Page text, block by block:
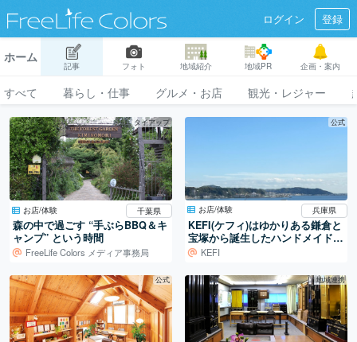
ログイン 登録
ホーム
記事 フォト 地域紹介 地域PR 企画・案内
すべて 暮らし・仕事 グルメ・お店 観光・レジャー
タイアップ
お店/体験 千葉県
森の中で過ごす “手ぶらBBQ＆キ
ャンプ” という時間
FreeLife Colors メディア事務局
公式
お店/体験 兵庫県
KEFI(ケフィ)はゆかりある鎌倉と
宝塚から誕生したハンドメイドブ
ランド
KEFI
公式 地域連携